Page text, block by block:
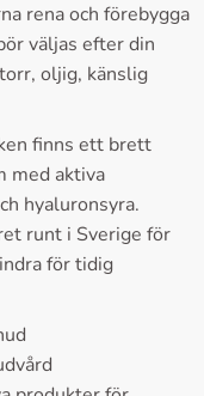
rena och förebygga
väljas efter din
oljig, känslig
finns ett brett
med aktiva
hyaluronsyra.
runt i Sverige för
för tidig